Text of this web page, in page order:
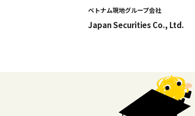
ベトナム現地グループ会社
Japan Securities Co., Ltd.